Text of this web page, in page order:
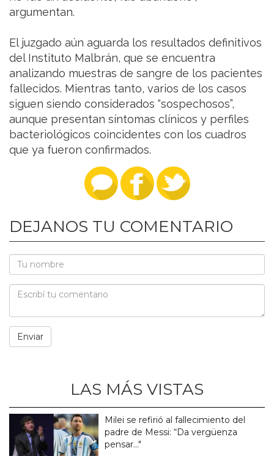
argumentan.
El juzgado aún aguarda los resultados definitivos
del Instituto Malbrán, que se encuentra
analizando muestras de sangre de los pacientes
fallecidos. Mientras tanto, varios de los casos
siguen siendo considerados “sospechosos”,
aunque presentan síntomas clínicos y perfiles
bacteriológicos coincidentes con los cuadros
que ya fueron confirmados.
DEJANOS TU COMENTARIO
LAS MÁS VISTAS
Milei se refirió al fallecimiento del
padre de Messi: “Da vergüenza
pensar..."